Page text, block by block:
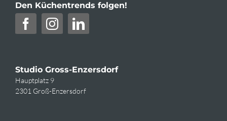
Den Küchentrends folgen!
Studio Gross-Enzersdorf
Hauptplatz 9
2301 Groß-Enzersdorf